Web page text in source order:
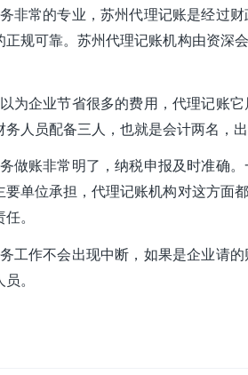
非常的专业，苏州代理记账是经过
正规可靠。苏州代理记账机构由资深
为企业节省很多的费用，代理记账
务人员配备三人，也就是会计两名，
做账非常明了，纳税申报及时准确
要单位承担，代理记账机构对这方面
。
工作不会出现中断，如果是企业请
。